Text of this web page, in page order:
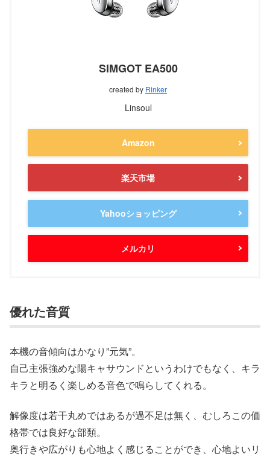
SIMGOT EA500
created by Rinker
Linsoul
Amazon
楽天市場
Yahooショッピング
メルカリ
優れた音質
本機の音傾向はかなり”元気”。
自己主張強めな陽キャサウンドというわけでもなく、キラ
キラと明るく楽しめる音色で鳴らしてくれる。
解像度は若干丸めではあるが過不足は無く、むしろこの価
格帯では良好な部類。
奥行きや広がりも心地よく感じることができ、心地よいリ